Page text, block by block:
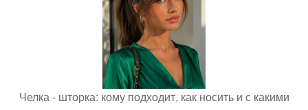
Челка - шторка: кому подходит, как носить и с какими